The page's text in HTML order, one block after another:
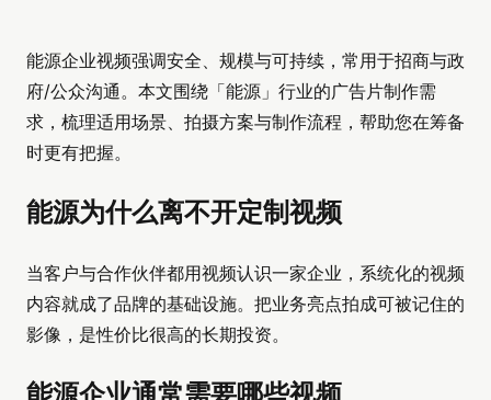
能源企业视频强调安全、规模与可持续，常用于招商与政
府/公众沟通。本文围绕「能源」行业的广告片制作需
求，梳理适用场景、拍摄方案与制作流程，帮助您在筹备
时更有把握。
能源为什么离不开定制视频
当客户与合作伙伴都用视频认识一家企业，系统化的视频
内容就成了品牌的基础设施。把业务亮点拍成可被记住的
影像，是性价比很高的长期投资。